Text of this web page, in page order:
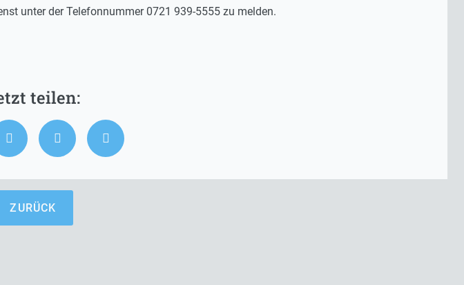
unter der Telefonnummer 0721 939-5555 zu melden.
ZURÜCK